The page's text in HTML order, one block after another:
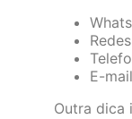
E-
Outra dica